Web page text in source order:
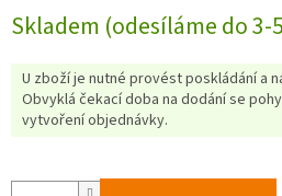
cena:
Skladem (odesíláme do 3-
U zboží je nutné provést poskládání a
Obvyklá čekací doba na dodání se
vytvoření objednávky.